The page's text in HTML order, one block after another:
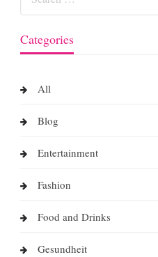
Categories
All
Blog
Entertainment
Fashion
Food and Drinks
Gesundheit